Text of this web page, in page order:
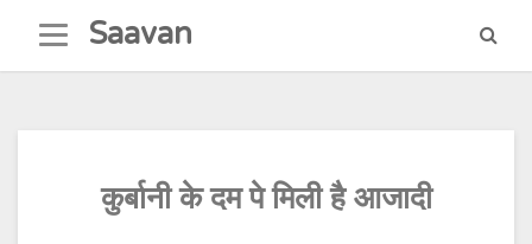
content
Saavan
कुर्बानी के दम पे मिली है आजादी